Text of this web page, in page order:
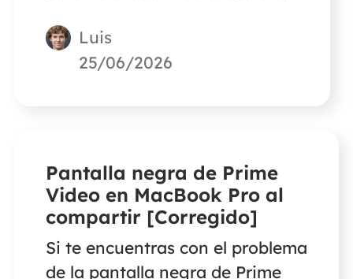
Excel de Windows. No te
preocupes. Este artículo te dará
Luis
25/06/2026
Pantalla negra de Prime
Video en MacBook Pro al
compartir [Corregido]
Si te encuentras con el problema
de la pantalla negra de Prime